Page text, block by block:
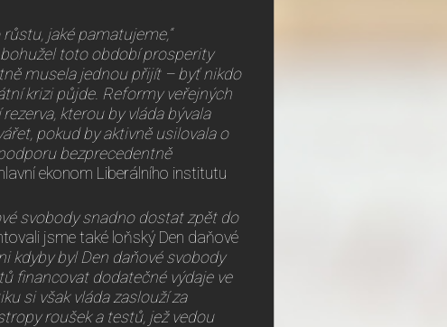
jaké pamatujeme,“
bohužel toto období prosperity
musela jednou přijít – byť nikdo
krizi půjde. Reformy veřejných
kterou by vláda bývala
pokud by aktivně usilovala o
bezprecedentně
ekonom Liberálního institutu
svobody snadno dostat zpět do
jsme také loňský Den daňové
kdyby byl Den daňové svobody
financovat dodatečné výdaje ve
si však vláda zaslouží za
roušek a testů, jež vedou